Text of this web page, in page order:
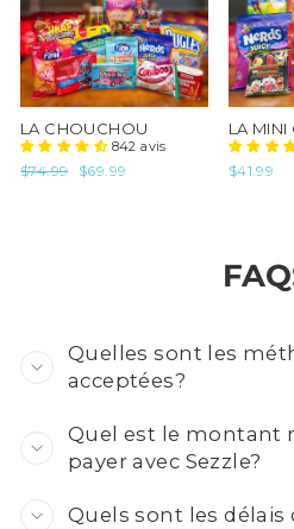
LA CHOUCHOU
842 avis
Prix
$74.99
Prix
$69.99
LA
$41.99
Quelles sont les
acceptées?
Quel est le
payer avec Sezzle?
Quels sont les délais